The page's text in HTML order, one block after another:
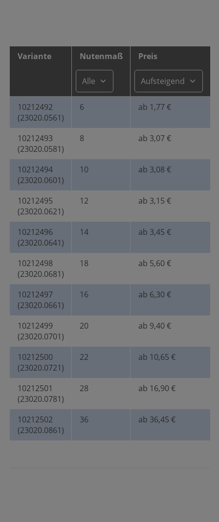
Variante Nutenmaß Preis
10212492
(23020.0561)
6 ab 1,77 €
10212493
(23020.0581)
8 ab 3,07 €
10212494
(23020.0601)
10 ab 3,08 €
10212495
(23020.0621)
12 ab 3,15 €
10212496
(23020.0641)
14 ab 3,45 €
10212498
(23020.0681)
18 ab 5,60 €
10212497
(23020.0661)
16 ab 6,30 €
10212499
(23020.0701)
20 ab 9,40 €
10212500
(23020.0721)
22 ab 10,65 €
10212501
(23020.0781)
28 ab 16,90 €
10212502
(23020.0861)
36 ab 36,45 €